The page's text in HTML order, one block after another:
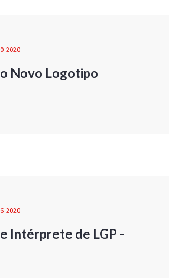
2020
Novo Logotipo
2020
Intérprete de LGP -